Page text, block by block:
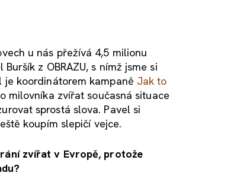
u nás přežívá 4,5 milionu
z OBRAZU, s nímž jsme si
koordinátorem kampaně Jak to
milovníka zvířat současná situace
sprostá slova. Pavel si
koupím slepičí vejce.
zvířat v Evropě, protože